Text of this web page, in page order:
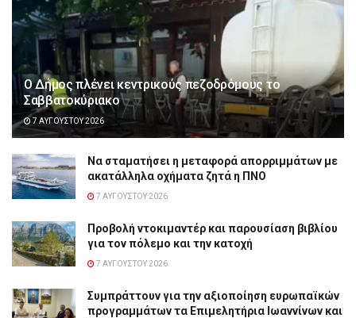
Ο Δήμος πλένει κεντρικούς πεζοδρόμους το
Σαββατοκύριακο
7 ΑΥΓΟΎΣΤΟΥ 2026
Να σταματήσει η μεταφορά απορριμμάτων με
ακατάλληλα οχήματα ζητά η ΠΝΟ
7 ΑΥΓΟΎΣΤΟΥ 2026
Προβολή ντοκιμαντέρ και παρουσίαση βιβλίου
για τον πόλεμο και την κατοχή
7 ΑΥΓΟΎΣΤΟΥ 2026
Συμπράττουν για την αξιοποίηση ευρωπαϊκών
προγραμμάτων τα Επιμελητήρια Ιωαννίνων και